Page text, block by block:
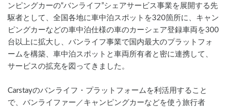
ンピングカーの“バンライフ”シェアサービス事業を展開する先
駆者として、全国各地に車中泊スポットを320箇所に、キャン
ピングカーなどの車中泊仕様の車のカーシェア登録車両を300
台以上に拡大し、バンライフ事業で国内最大のプラットフォ
ームを構築、車中泊スポットと車両所有者と密に連携して、
サービスの拡充を図ってきました。
Carstayのバンライフ・プラットフォームを利活用すること
で、バンライファー／キャンピングカーなどを使う旅行者